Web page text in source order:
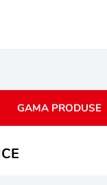
GAMA PRODUSE